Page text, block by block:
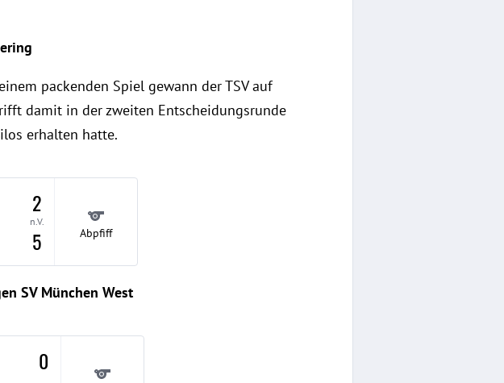
packenden Spiel gewann der TSV auf
damit in der zweiten Entscheidungsrunde
erhalten hatte.
2
n.V.
5 Abpfiff
SV München West
0